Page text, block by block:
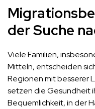
der Suche
Viele Familien,
Mitteln, entscheiden
Regionen mit besserer
setzen die Gesundheit
Bequemlichkeit, in der